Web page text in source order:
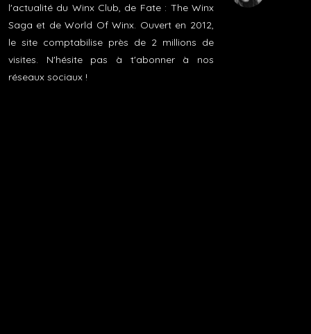
l'actualité du Winx Club, de Fate : The Winx
Saga et de World Of Winx. Ouvert en 2012,
le site comptabilise près de 2 millions de
visites. N'hésite pas à t'abonner à nos
réseaux sociaux !